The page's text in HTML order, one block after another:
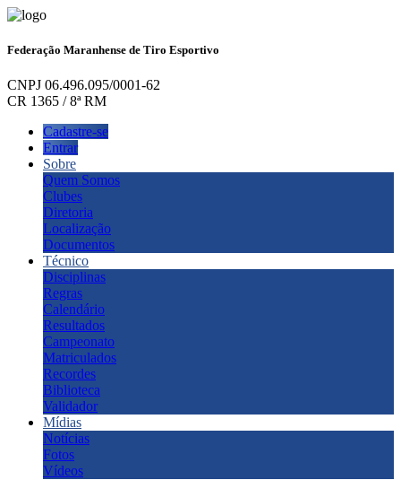
Federação Maranhense de Tiro Esportivo
CNPJ 06.496.095/0001-62
CR 1365 / 8ª RM
Cadastre-se
Entrar
Sobre
Quem Somos
Clubes
Diretoria
Localização
Documentos
Técnico
Disciplinas
Regras
Calendário
Resultados
Campeonato
Matriculados
Recordes
Biblioteca
Validador
Mídias
Notícias
Fotos
Vídeos